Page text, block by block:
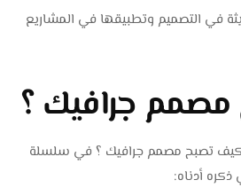
في التصميم وتطبيقها في المشاريع
جرافيك ؟
كيف تصبح مصمم جرافيك ؟ في سلسلة
أدناه: